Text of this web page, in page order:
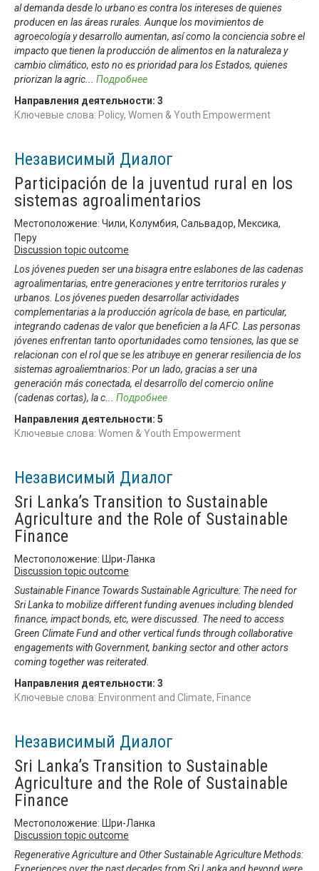
al demanda desde lo urbano es contra los intereses de quienes
producen en las áreas rurales. Aunque los movimientos de
agroecología y desarrollo aumentan, así como la conciencia sobre el
impacto que tienen la producción de alimentos en la naturaleza y
cambio climático, esto no es prioridad para los Estados, quienes
priorizan la agric
Подробнее
Направления деятельности: 3
Ключевые слова: Policy, Women & Youth Empowerment
Независимый Диалог
Participación de la juventud rural en los
sistemas agroalimentarios
Местоположение: Чили, Колумбия, Сальвадор, Мексика,
Перу
Discussion topic outcome
Los jóvenes pueden ser una bisagra entre eslabones de las cadenas
agroalimentarias, entre generaciones y entre territorios rurales y
urbanos. Los jóvenes pueden desarrollar actividades
complementarias a la producción agrícola de base, en particular,
integrando cadenas de valor que beneficien a la AFC. Las personas
jóvenes enfrentan tanto oportunidades como tensiones, las que se
relacionan con el rol que se les atribuye en generar resiliencia de los
sistemas agroaliemtnarios: Por un lado, gracias a ser una
generación más conectada, el desarrollo del comercio online
(cadenas cortas), la c
Подробнее
Направления деятельности: 5
Ключевые слова: Women & Youth Empowerment
Независимый Диалог
Sri Lanka’s Transition to Sustainable
Agriculture and the Role of Sustainable
Finance
Местоположение: Шри-Ланка
Discussion topic outcome
Sustainable Finance Towards Sustainable Agriculture: The need for
Sri Lanka to mobilize different funding avenues including blended
finance, impact bonds, etc, were discussed. The need to access
Green Climate Fund and other vertical funds through collaborative
engagements with Government, banking sector and other actors
coming together was reiterated.
Направления деятельности: 3
Ключевые слова: Environment and Climate, Finance
Независимый Диалог
Sri Lanka’s Transition to Sustainable
Agriculture and the Role of Sustainable
Finance
Местоположение: Шри-Ланка
Discussion topic outcome
Regenerative Agriculture and Other Sustainable Agriculture Methods:
Experiences over the past decades from Sri Lanka and beyond were